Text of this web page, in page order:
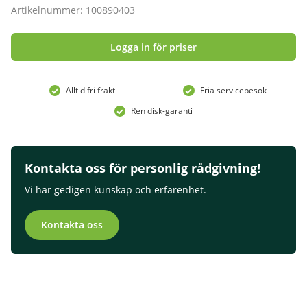
Artikelnummer: 100890403
Logga in för priser
Alltid fri frakt
Fria servicebesök
Ren disk-garanti
Kontakta oss för personlig rådgivning!
Vi har gedigen kunskap och erfarenhet.
Kontakta oss